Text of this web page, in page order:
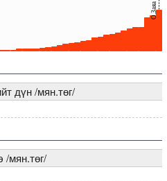
О.Заяа
дүн /мян.төг/
/мян.төг/